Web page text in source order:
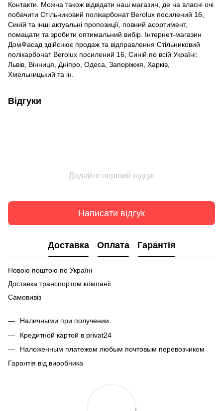
Контакти. Можна також відвідати наш магазин, де на власні очі
побачити Стільниковий полікарбонат Berolux посилений 16,
Синій та інші актуальні пропозиції, повний асортимент,
помацати та зробити оптимальний вибір. Інтернет-магазин
ДомФасад здійснює продаж та відправлення Стільниковий
полікарбонат Berolux посилений 16, Синій по всій Україні:
Львів, Вінниця, Дніпро, Одеса, Запоріжжя, Харків,
Хмельницький та ін.
Відгуки
Додайте перший відгук
Написати відгук
Доставка Оплата Гарантія
Новою поштою по Україні
Доставка транспортом компанії
Самовивіз
Наличными при получении.
Кредитной картой в privat24
Наложенным платежом любым почтовым перевозчиком
Гарантія від виробника